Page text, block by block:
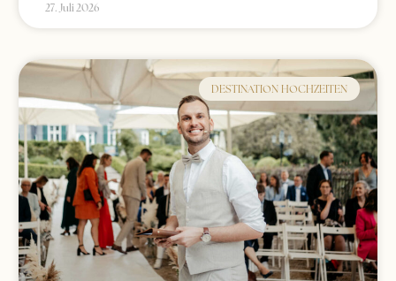
27. Juli 2026
DESTINATION HOCHZEITEN